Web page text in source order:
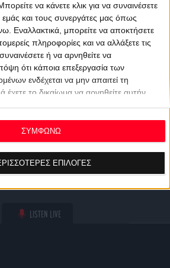
να κάνετε κλικ για να συναινέσετε
και τους συνεργάτες μας όπως
Εναλλακτικά, μπορείτε να αποκτήσετε
πληροφορίες και να αλλάξετε τις
ή να αρνηθείτε να
ότι κάποια επεξεργασία των
ενδέχεται να μην απαιτεί τη
το δικαίωμα να αρνηθείτε αυτήν
σας ανά πάσα στιγμή
τον ιστότοπο και κάνοντας κλικ στο
κάτω μέρος της ιστοσελίδας.
ΕΠΙΛΟΓΕΣ
ΣΥΜΦΩΝΩ
LISTEN LIVE